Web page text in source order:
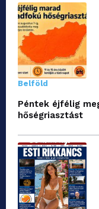
Belföld
Péntek éjfélig
hőségriasztást